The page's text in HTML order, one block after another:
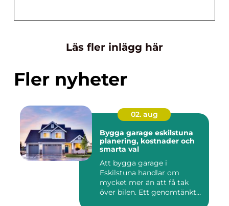
Läs fler inlägg här
Fler nyheter
02. aug
Bygga garage eskilstuna
planering, kostnader och
smarta val
Att bygga garage i
Eskilstuna handlar om
mycket mer än att få tak
över bilen. Ett genomtänkt